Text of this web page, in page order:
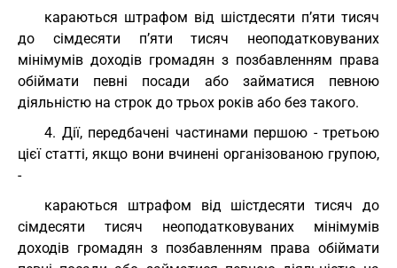
караються штрафом від шістдесяти п’яти тисяч
до сімдесяти п’яти тисяч неоподатковуваних
мінімумів доходів громадян з позбавленням права
обіймати певні посади або займатися певною
діяльністю на строк до трьох років або без такого.
4. Дії, передбачені частинами першою - третьою
цієї статті, якщо вони вчинені організованою групою,
-
караються штрафом від шістдесяти тисяч до
сімдесяти тисяч неоподатковуваних мінімумів
доходів громадян з позбавленням права обіймати